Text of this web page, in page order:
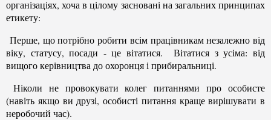
організаціях, хоча в цілому засновані на загальних принципах
етикету:
Перше, що потрібно робити всім працівникам незалежно від
віку, статусу, посади - це вітатися. Вітатися з усіма: від
вищого керівництва до охоронця і прибиральниці.
Ніколи не провокувати колег питаннями про особисте
(навіть якщо ви друзі, особисті питання краще вирішувати в
неробочий час).